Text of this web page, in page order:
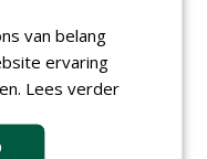
van belang
ervaring
Lees verder